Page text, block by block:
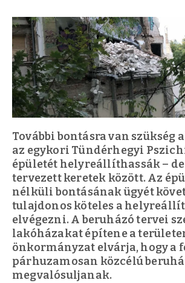
További bontásra van szükség
az egykori Tündérhegyi
épületét helyreállíthassák –
tervezett keretek között. Az
nélküli bontásának ügyét
tulajdonos köteles a
elvégezni. A beruházó tervei
lakóházakat építene a
önkormányzat elvárja, hogy a
párhuzamosan közcélú
megvalósuljanak.